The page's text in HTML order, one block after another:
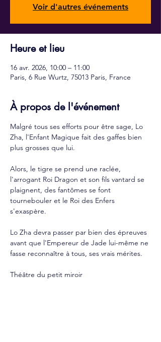
Voir d'autres événements
Heure et lieu
16 avr. 2026, 10:00 – 11:00
Paris, 6 Rue Wurtz, 75013 Paris, France
À propos de l'événement
Malgré tous ses efforts pour être sage, Lo
Zha, l'Enfant Magique fait des gaffes bien
plus grosses que lui.
Alors, le tigre se prend une raclée,
l'arrogant Roi Dragon et son fils vantard se
plaignent, des fantômes se font
tournebouler et le Roi des Enfers
s'exaspère.
Lo Zha devra passer par bien des épreuves
avant que l'Empereur de Jade lui-même ne
fasse reconnaître à tous, ses vrais mérites.
Théâtre du petit miroir